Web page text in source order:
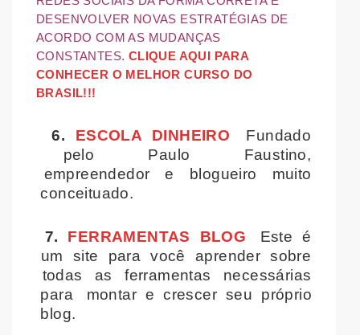
DESENVOLVER NOVAS ESTRATÉGIAS DE
ACORDO COM AS MUDANÇAS
CONSTANTES. CLIQUE AQUI PARA
CONHECER O MELHOR CURSO DO
BRASIL!!!
6. ESCOLA DINHEIRO Fundado
pelo Paulo Faustino,
empreendedor e blogueiro muito
conceituado.
7. FERRAMENTAS BLOG Este é
um site para você aprender sobre
todas as ferramentas necessárias
para montar e crescer seu próprio
blog.